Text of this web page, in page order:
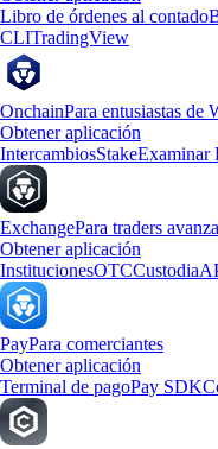
Libro de órdenes al contado
CLITradingView
OnchainPara entusiastas de
Obtener aplicación
IntercambiosStakeExaminar
ExchangePara traders
Obtener aplicación
InstitucionesOTCCustodia
PayPara comerciantes
Obtener aplicación
Terminal de pagoPay SDK